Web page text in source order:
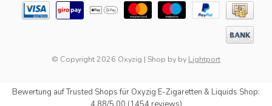
© Copyright 2026 Oxyzig | Shop by by Lightport
Bewertung aufTrusted Shopsfür Oxyzig E-Zigaretten & Liquids Shop: